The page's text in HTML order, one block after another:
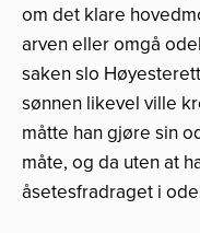
om det klare
arven eller omgå
saken slo
sønnen likevel ville
måtte han gjøre sin
måte, og da uten at
åsetesfradraget i